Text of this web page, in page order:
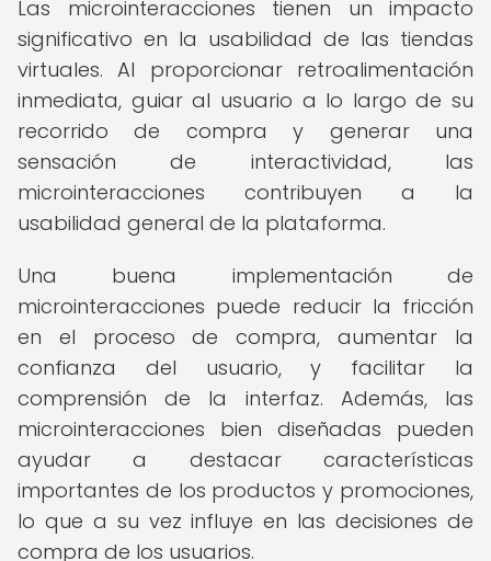
Las microinteracciones tienen un impacto
significativo en la usabilidad de las tiendas
virtuales. Al proporcionar retroalimentación
inmediata, guiar al usuario a lo largo de su
recorrido de compra y generar una
sensación de interactividad, las
microinteracciones contribuyen a la
usabilidad general de la plataforma.
Una buena implementación de
microinteracciones puede reducir la fricción
en el proceso de compra, aumentar la
confianza del usuario, y facilitar la
comprensión de la interfaz. Además, las
microinteracciones bien diseñadas pueden
ayudar a destacar características
importantes de los productos y promociones,
lo que a su vez influye en las decisiones de
compra de los usuarios.